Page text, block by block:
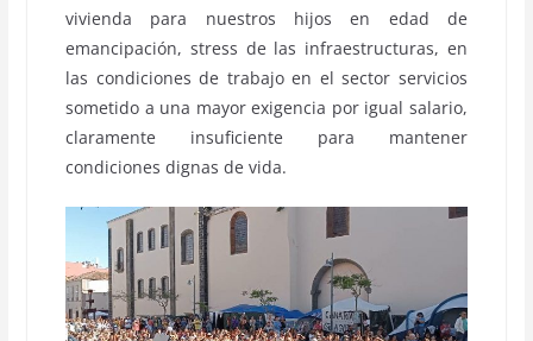
vivienda para nuestros hijos en edad de
emancipación, stress de las infraestructuras, en
las condiciones de trabajo en el sector servicios
sometido a una mayor exigencia por igual salario,
claramente insuficiente para mantener
condiciones dignas de vida.